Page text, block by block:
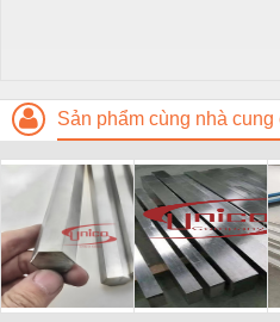
Sản phẩm cùng nhà cung